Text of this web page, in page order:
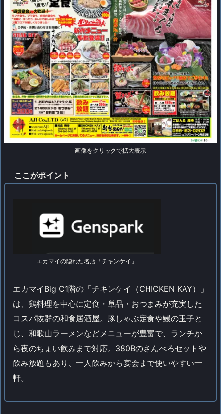
画像をクリックで拡大表示
ここがポイント
エカマイの隠れた名店「チキンケイ」
エカマイBig C1階の「チキンケイ（CHICKEN KAY）」
は、鶏料理を中心に定食・単品・おつまみが充実した
コスパ抜群の和食居酒屋。豚しゃぶ定食や鰻の玉子と
じ、和歌山ラーメンなどメニューが豊富で、ランチか
ら夜のちょい飲みまで対応。380Bのさんべろセットや
飲み放題もあり、一人飲みから宴会まで使いやすい一
軒。